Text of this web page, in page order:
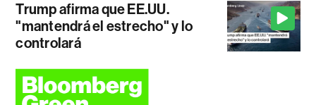
Trump afirma que EE.UU.
"mantendrá el estrecho" y lo
controlará